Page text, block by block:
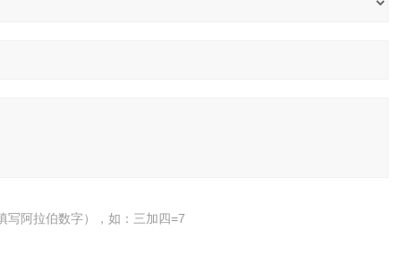
写阿拉伯数字），如：三加四=7